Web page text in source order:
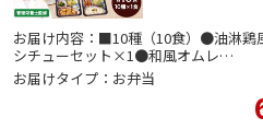
お届け内容：■10種（10食）●油淋
シチューセット×1●和風オムレ…
お届けタイプ：お弁当